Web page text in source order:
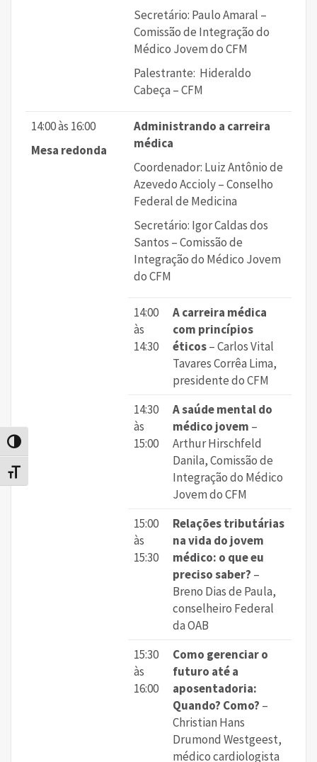
Alternar alto contraste
Alternar tamanho da fonte
Secretário: Paulo Amaral –
Comissão de Integração do
Médico Jovem do CFM
Palestrante: Hideraldo
Cabeça – CFM
14:00 às 16:00
Mesa redonda
Administrando a carreira
médica
Coordenador: Luiz Antônio de
Azevedo Accioly – Conselho
Federal de Medicina
Secretário: Igor Caldas dos
Santos – Comissão de
Integração do Médico Jovem
do CFM
14:00
às
14:30
A carreira médica
com princípios
éticos– Carlos Vital
Tavares Corrêa Lima,
presidente do CFM
14:30
às
15:00
A saúde mental do
médico jovem –
Arthur Hirschfeld
Danila, Comissão de
Integração do Médico
Jovem do CFM
15:00
às
15:30
Relações tributárias
na vida do jovem
médico: o que eu
preciso saber? –
Breno Dias de Paula,
conselheiro Federal
da OAB
15:30
às
16:00
Como gerenciar o
futuro até a
aposentadoria:
Quando? Como? –
Christian Hans
Drumond Westgeest,
médico cardiologista